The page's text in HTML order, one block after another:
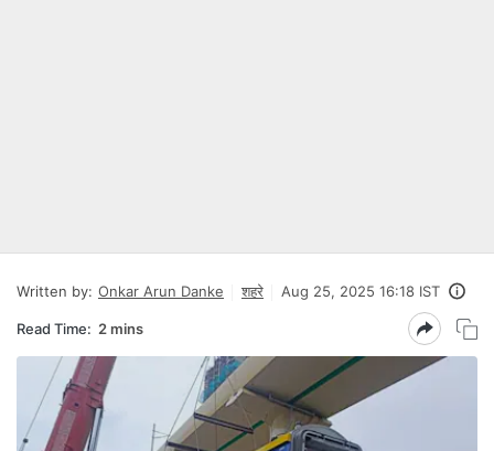
Written by: Onkar Arun Danke शहरे Aug 25, 2025 16:18 IST
Read Time: 2 mins